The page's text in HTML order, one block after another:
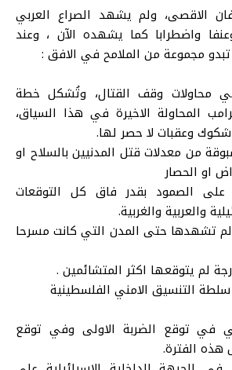
الاقصى، ولم يشهد الصراع العربي
واضطرابا كما يشهده الآن ، وعند
تبدو مجموعة من الملامح في الافق :
محاولات وقف القتال، وتُشكل خطة
المحاولة الاخيرة في هذا السياق،
وعقبات لا حصر لها.
من معدلات قتل المدنيين بالسلاح او
او الحصار
على الصمود بقدر فاق كل التوقعات
والعربية والغربية.
لم تشهدها حتى المدن التي كانت مسرحا
في توقع الضربة الاولى وفي توقع
هذه الفترة.